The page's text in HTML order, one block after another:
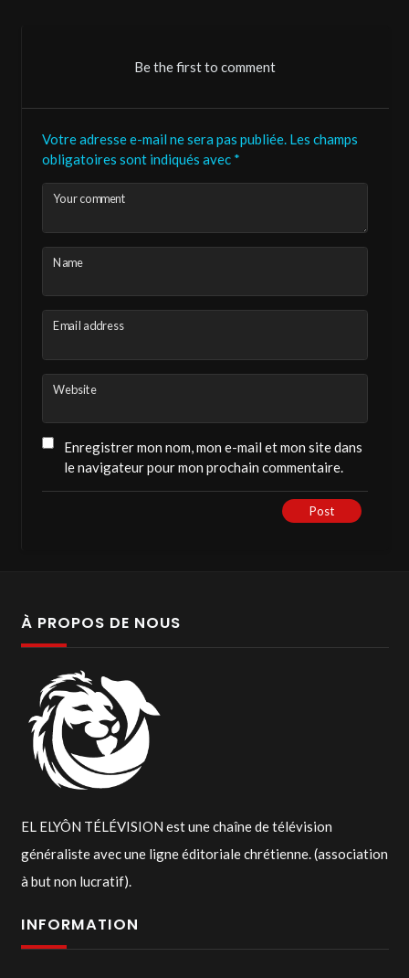
Votre adresse e-mail ne sera pas publiée. Les champs
obligatoires sont indiqués avec *
Your comment
Name
Email address
Website
Enregistrer mon nom, mon e-mail et mon site dans
le navigateur pour mon prochain commentaire.
Post
Be the first to comment
À PROPOS DE NOUS
EL ELYÔN TÉLÉVISION est une chaîne de télévision
généraliste avec une ligne éditoriale chrétienne. (association
à but non lucratif).
INFORMATION